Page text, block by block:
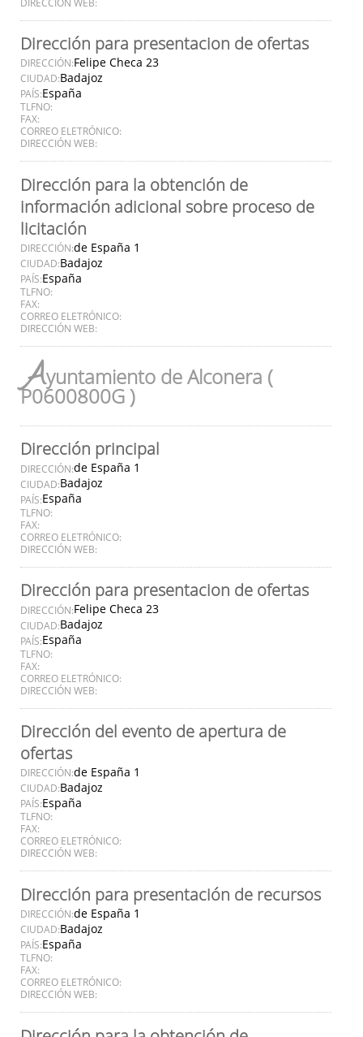
Dirección para presentacion de ofertas
DIRECCIÓN:Felipe Checa 23
CIUDAD:Badajoz
PAÍS:España
TLFNO:
FAX:
CORREO ELETRÓNICO:
DIRECCIÓN WEB:
Dirección para la obtención de
información adicional sobre proceso de
licitación
DIRECCIÓN:de España 1
CIUDAD:Badajoz
PAÍS:España
TLFNO:
FAX:
CORREO ELETRÓNICO:
DIRECCIÓN WEB:
Ayuntamiento de Alconera (
P0600800G )
Dirección principal
DIRECCIÓN:de España 1
CIUDAD:Badajoz
PAÍS:España
TLFNO:
FAX:
CORREO ELETRÓNICO:
DIRECCIÓN WEB:
Dirección para presentacion de ofertas
DIRECCIÓN:Felipe Checa 23
CIUDAD:Badajoz
PAÍS:España
TLFNO:
FAX:
CORREO ELETRÓNICO:
DIRECCIÓN WEB:
Dirección del evento de apertura de
ofertas
DIRECCIÓN:de España 1
CIUDAD:Badajoz
PAÍS:España
TLFNO:
FAX:
CORREO ELETRÓNICO:
DIRECCIÓN WEB:
Dirección para presentación de recursos
DIRECCIÓN:de España 1
CIUDAD:Badajoz
PAÍS:España
TLFNO:
FAX:
CORREO ELETRÓNICO:
DIRECCIÓN WEB: